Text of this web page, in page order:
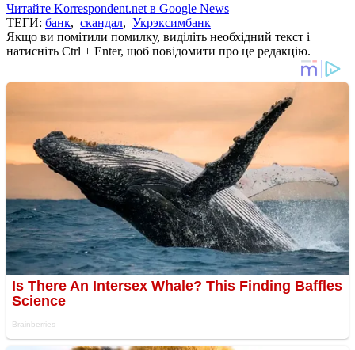
Читайте Korrespondent.net в Google News
ТЕГИ: банк, скандал, Укрэксимбанк
Якщо ви помітили помилку, виділіть необхідний текст і
натисніть Ctrl + Enter, щоб повідомити про це редакцію.